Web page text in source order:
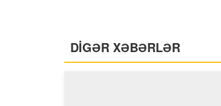
DİGƏR XƏBƏRLƏR